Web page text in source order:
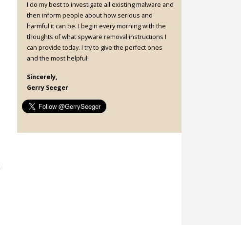
I do my best to investigate all existing malware and
then inform people about how serious and
harmful it can be. I begin every morning with the
thoughts of what spyware removal instructions I
can provide today. I try to give the perfect ones
and the most helpful!
Sincerely,
Gerry Seeger